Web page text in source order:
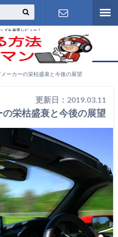
ズを厳選レビュー！
お問い合わ
せ
ーカーの栄枯盛衰と今後の展望
更新日：2019.03.11
栄枯盛衰と今後の展望